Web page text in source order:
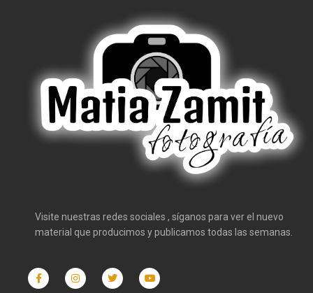
Visite nuestras redes sociales , síganos para ver el nuevo
material que producimos y publicamos todas las semanas.